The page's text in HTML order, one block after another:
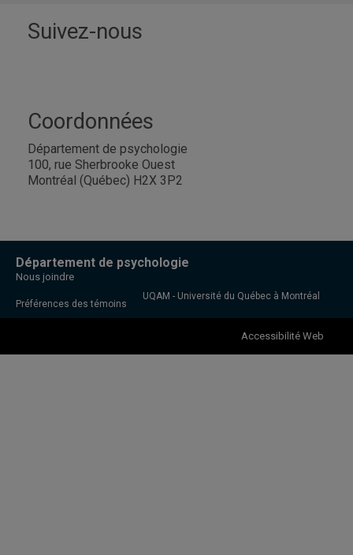
Suivez-nous
Coordonnées
Département de psychologie
100, rue Sherbrooke Ouest
Montréal (Québec) H2X 3P2
Département de psychologie
Nous joindre
Préférences des témoins
UQAM - Université du Québec à Montréal
Accessibilité Web